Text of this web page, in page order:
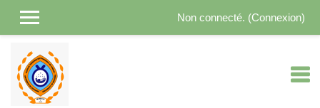
Non connecté. (Connexion)